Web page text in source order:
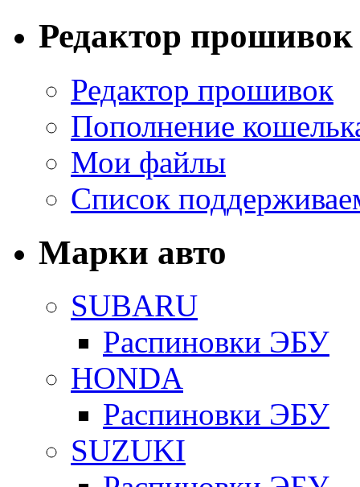
Редактор прошивок
Редактор прошивок
Пополнение
Мои файлы
Список
Марки авто
SUBARU
Распиновки ЭБУ
HONDA
Распиновки ЭБУ
SUZUKI